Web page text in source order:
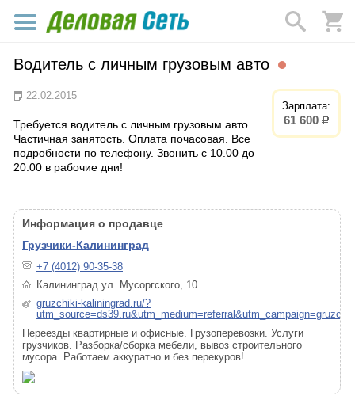
Водитель с личным грузовым авто
Зарплата:
61 600 р.
22.02.2015
Требуется водитель с личным грузовым авто.
Частичная занятость. Оплата почасовая. Все
подробности по телефону. Звонить с 10.00 до
20.00 в рабочие дни!
Информация о продавце
Грузчики-Калининград
+7 (4012) 90-35-38
Калининград ул. Мусоргского, 10
gruzchiki-kaliningrad.ru/?
Переезды квартирные и офисные. Грузоперевозки. Услуги
грузчиков. Разборка/сборка мебели, вывоз строительного
мусора. Работаем аккуратно и без перекуров!